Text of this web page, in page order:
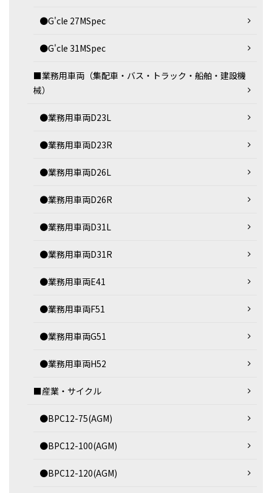
●G'cle 27MSpec
●G'cle 31MSpec
■業務用車両（集配車・バス・トラック・船舶・建設機
械）
●業務用車両D23L
●業務用車両D23R
●業務用車両D26L
●業務用車両D26R
●業務用車両D31L
●業務用車両D31R
●業務用車両E41
●業務用車両F51
●業務用車両G51
●業務用車両H52
■産業・サイクル
●BPC12-75(AGM)
●BPC12-100(AGM)
●BPC12-120(AGM)